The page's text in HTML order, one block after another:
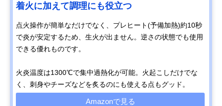
着火に加えて調理にも役立つ
点火操作が簡単なだけでなく、プレヒート(予備加熱)約10秒
で炎が安定するため、生火が出ません。逆さの状態でも使用
できる優れものです。
火炎温度は1300℃で集中過熱化が可能。火起こしだけでな
く、刺身やチーズなどを炙るのにも使える点もグッド。
Amazonで見る